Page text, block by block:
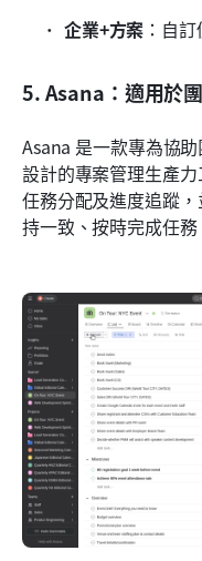
企業+方案 ：自
5. Asana：適用於
Asana 是一款專為協
設計的專案管理生產
任務分配及進度追蹤
持一致、按時完成任